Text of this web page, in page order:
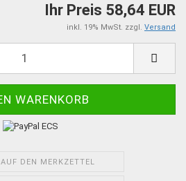
Ihr Preis 58,64 EUR
inkl. 19% MwSt. zzgl. Versand
AUF DEN MERKZETTEL